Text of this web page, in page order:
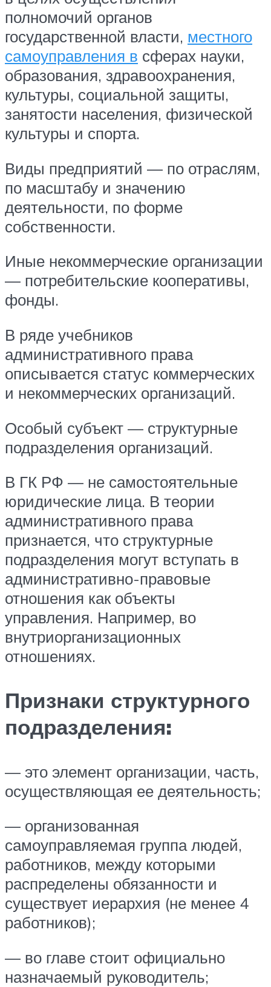
полномочий органов
государственной власти, местного
самоуправления в сферах науки,
образования, здравоохранения,
культуры, социальной защиты,
занятости населения, физической
культуры и спорта.
Виды предприятий — по отраслям,
по масштабу и значению
деятельности, по форме
собственности.
Иные некоммерческие организации
— потребительские кооперативы,
фонды.
В ряде учебников
административного права
описывается статус коммерческих
и некоммерческих организаций.
Особый субъект — структурные
подразделения организаций.
В ГК РФ — не самостоятельные
юридические лица. В теории
административного права
признается, что структурные
подразделения могут вступать в
административно-правовые
отношения как объекты
управления. Например, во
внутриорганизационных
отношениях.
Признаки структурного
подразделения:
— это элемент организации, часть,
осуществляющая ее деятельность;
— организованная
самоуправляемая группа людей,
работников, между которыми
распределены обязанности и
существует иерархия (не менее 4
работников);
— во главе стоит официально
назначаемый руководитель;